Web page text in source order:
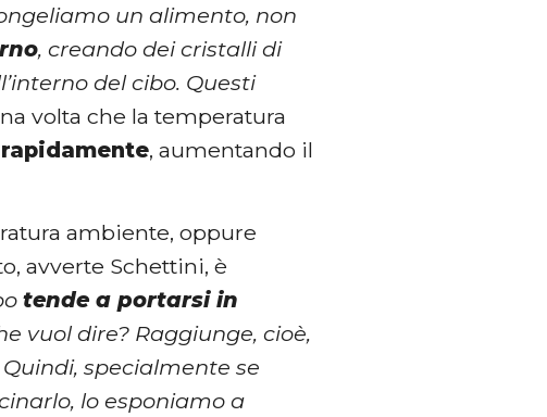
un alimento, non
, creando dei cristalli di
del cibo. Questi
volta che la temperatura
, aumentando il
ambiente, oppure
avverte Schettini, è
tende a portarsi in
vuol dire? Raggiunge, cioè,
specialmente se
lo esponiamo a